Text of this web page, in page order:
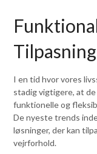
I en tid hvor vores
stadig vigtigere, at
funktionelle og
De nyeste trends
løsninger, der kan
vejrforhold.